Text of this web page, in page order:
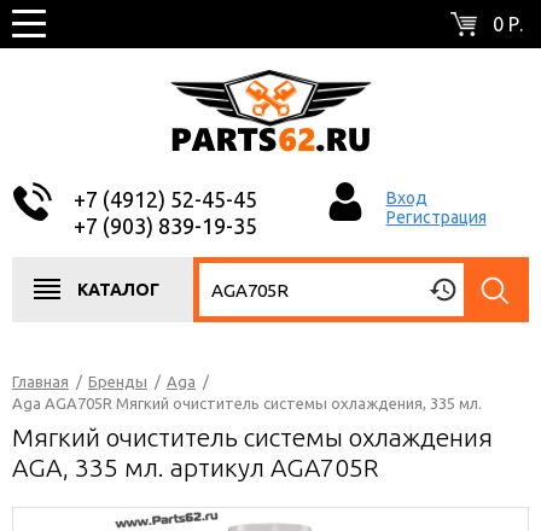
0 Р.
+7 (4912) 52-45-45
+7 (903) 839-19-35
Вход
Регистрация
КАТАЛОГ
Главная / Бренды / Aga /
Aga AGA705R Мягкий очиститель системы охлаждения, 335 мл.
Мягкий очиститель системы охлаждения
AGA, 335 мл. артикул AGA705R